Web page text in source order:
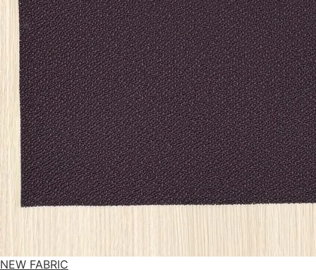
NEW FABRIC